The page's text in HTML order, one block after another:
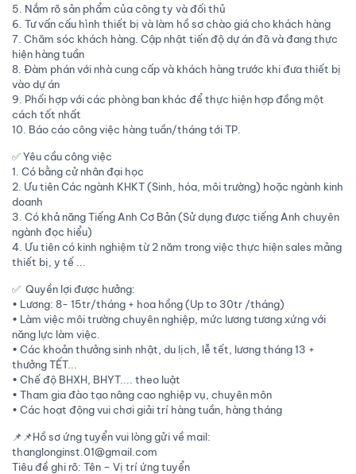
5. Nắm rõ sản phẩm của công ty và đối thủ
6. Tư vấn cấu hình thiết bị và làm hồ sơ chào giá cho khách hàng
7. Chăm sóc khách hàng. Cập nhật tiến độ dự án đã và đang thực
hiện hàng tuần
8. Đàm phán với nhà cung cấp và khách hàng trước khi đưa thiết bị
vào dự án
9. Phối hợp với các phòng ban khác để thực hiện hợp đồng một
cách tốt nhất
10. Báo cáo công việc hàng tuần/tháng tới TP.
✅ Yêu cầu công việc
1. Có bằng cử nhân đại học
2. Ưu tiên Các ngành KHKT (Sinh, hóa, môi trường) hoặc ngành kinh
doanh
3. Có khả năng Tiếng Anh Cơ Bản (Sử dụng được tiếng Anh chuyên
ngành đọc hiểu)
4. Ưu tiên có kinh nghiệm từ 2 năm trong việc thực hiện sales mảng
thiết bị, y tế ...
✅ Quyền lợi được hưởng:
• Lương: 8- 15tr/tháng + hoa hồng (Up to 30tr /tháng)
• Làm việc môi trường chuyên nghiệp, mức lương tương xứng với
năng lực làm việc.
• Các khoản thưởng sinh nhật, du lịch, lễ tết, lương tháng 13 +
thưởng TẾT...
• Chế độ BHXH, BHYT.... theo luật
• Tham gia đào tạo nâng cao nghiệp vụ, chuyên môn
• Các hoạt động vui chơi giải trí hàng tuần, hàng tháng
📌📌Hồ sơ ứng tuyển vui lòng gửi về mail:
thanglonginst.01@gmail.com
Tiêu đề ghi rõ: Tên – Vị trí ứng tuyển